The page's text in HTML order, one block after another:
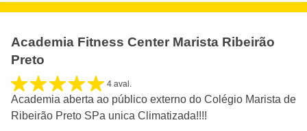
Academia Fitness Center Marista Ribeirão
Preto
4 aval.
Academia aberta ao público externo do Colégio Marista de
Ribeirão Preto SPa unica Climatizada!!!!